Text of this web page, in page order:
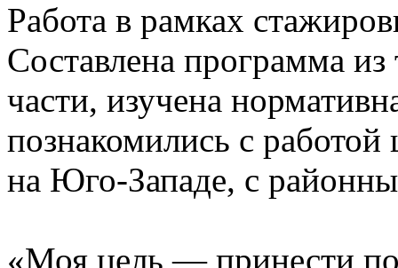
Работа в рамках
Составлена программа из
части, изучена
познакомились с
на Юго-Западе, с
«Моя цель — принести